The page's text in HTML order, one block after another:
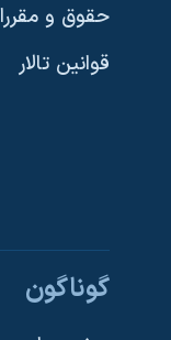
دنبال کنید
حقوق و
قوانین تالار
گوناگون